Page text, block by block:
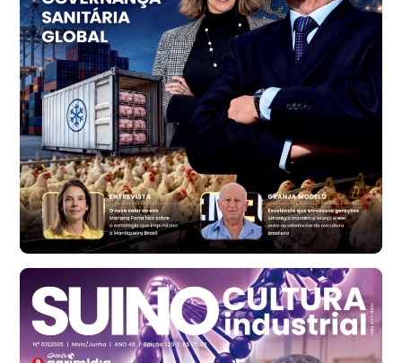
R$ 1.414,46
t
Trigo Atacado - Regional
RS
R$ 1.314,61
t
Ovo Vermelho - Regional
Vermelho
R$ 171,61
cx
Ovo Branco - Regional
Santa Maria do Jetibá (ES)
R$ 140,74
cx
Ovo Branco - Regional